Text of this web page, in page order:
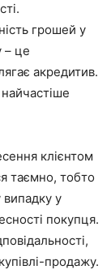
грошей у
– це
акредитив.
клієнтом
таємно, тобто
випадку у
покупця.
продажу.